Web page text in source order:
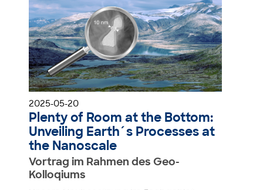
2025-05-20
Plenty of Room at the Bottom:
Unveiling Earth´s Processes at
the Nanoscale
Vortrag im Rahmen des Geo-
Kolloqiums